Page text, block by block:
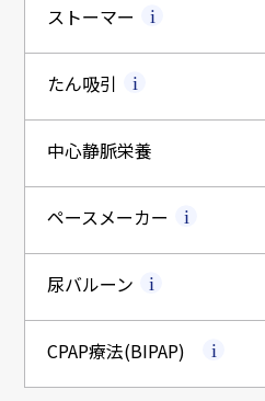
ストーマー
たん吸引
中心静脈栄養
ペースメーカー
尿バルーン
CPAP療法(BIPAP)